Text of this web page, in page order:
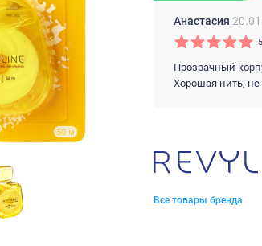
Анастасия
5
Прозрачный
Хорошая нить, не
Все товары бренда